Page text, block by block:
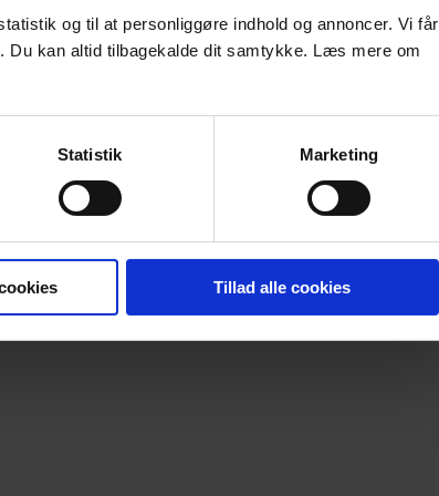
og til at personliggøre indhold og annoncer. Vi får
Du kan altid tilbagekalde dit samtykke. Læs mere om
Statistik Marketing
Tillad alle cookies